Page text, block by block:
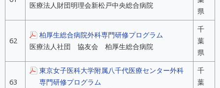
医療法人財団明理会新松戸中央総合病院
県
62
柏厚生総合病院外科専門研修プログラム
医療法人社団 協友会 柏厚生総合病院
千
葉
県
63
東京女子医科大学附属八千代医療センター外科
専門研修プログラム
千
葉